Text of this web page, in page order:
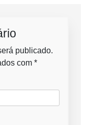
publicado.
com *